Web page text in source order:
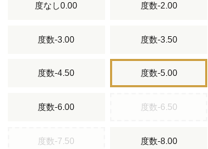
度なし0.00 度数-2.00
度数-3.00 度数-3.50
度数-4.50 度数-5.00
度数-6.00 度数-6.50
度数-7.50 度数-8.00